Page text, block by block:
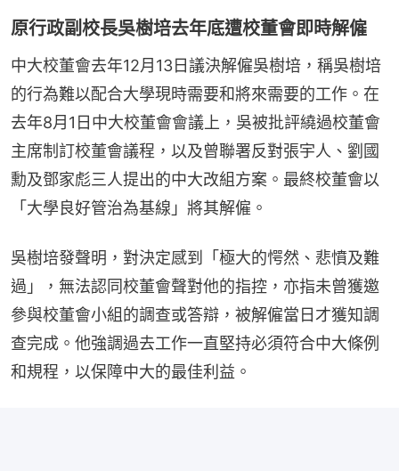
原行政副校長吳樹培去年底遭校董會即時解僱
中大校董會去年12月13日議決解僱吳樹培，稱吳樹培
的行為難以配合大學現時需要和將來需要的工作。在
去年8月1日中大校董會會議上，吳被批評繞過校董會
主席制訂校董會議程，以及曾聯署反對張宇人、劉國
勳及鄧家彪三人提出的中大改組方案。最終校董會以
「大學良好管治為基線」將其解僱。
吳樹培發聲明，對決定感到「極大的愕然、悲憤及難
過」，無法認同校董會聲對他的指控，亦指未曾獲邀
參與校董會小組的調查或答辯，被解僱當日才獲知調
查完成。他強調過去工作一直堅持必須符合中大條例
和規程，以保障中大的最佳利益。